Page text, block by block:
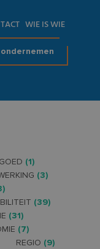
WIE IS WIE
(1)
(3)
(39)
(31)
(7)
REGIO (9)